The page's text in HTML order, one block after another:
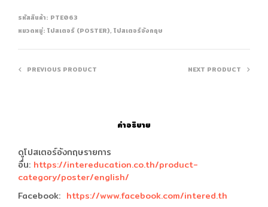
รหัสสินค้า: PTE063
หมวดหมู่: โปสเตอร์ (POSTER),โปสเตอร์อังกฤษ
PREVIOUS PRODUCT NEXT PRODUCT
คำอธิบาย
ดูโปสเตอร์อังกฤษรายการ
อื่น: https://intereducation.co.th/product-
category/poster/english/
Facebook: https://www.facebook.com/intered.th